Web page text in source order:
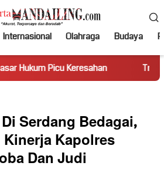
Internasional Olahraga Budaya
Truk Miring Hambat
Serdang Bedagai,
Kapolres
Dan Judi